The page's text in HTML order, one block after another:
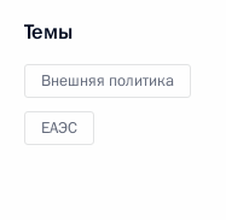
Темы
Внешняя политика
ЕАЭС